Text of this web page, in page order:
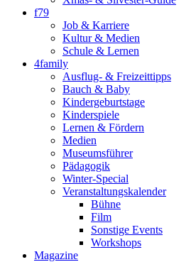
f79
Job & Karriere
Kultur & Medien
Schule & Lernen
4family
Ausflug- & Freizeittipps
Bauch & Baby
Kindergeburtstage
Kinderspiele
Lernen & Fördern
Medien
Museumsführer
Pädagogik
Winter-Special
Veranstaltungskalender
Bühne
Film
Sonstige Events
Workshops
Magazine